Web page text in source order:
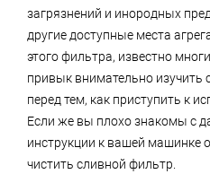
загрязнений и инородных
другие доступные места
этого фильтра, известно
привык внимательно изучить
перед тем, как приступить к
Если же вы плохо знакомы с
инструкции к вашей машинке
чистить сливной фильтр.